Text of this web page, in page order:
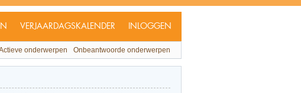
VERJAARDAGSKALENDER INLOGGEN
onderwerpen Onbeantwoorde onderwerpen